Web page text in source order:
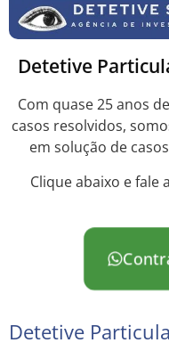
Detetive
Com quase 25 anos
casos resolvidos,
em solução de
Clique abaixo e fale
Detetive